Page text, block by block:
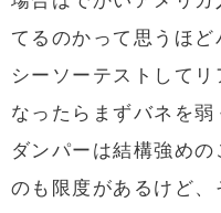
てるのかって思うほど
シーソーテストして
なったらまずバネを弱
ダンパーは結構強め
のも限度があるけど